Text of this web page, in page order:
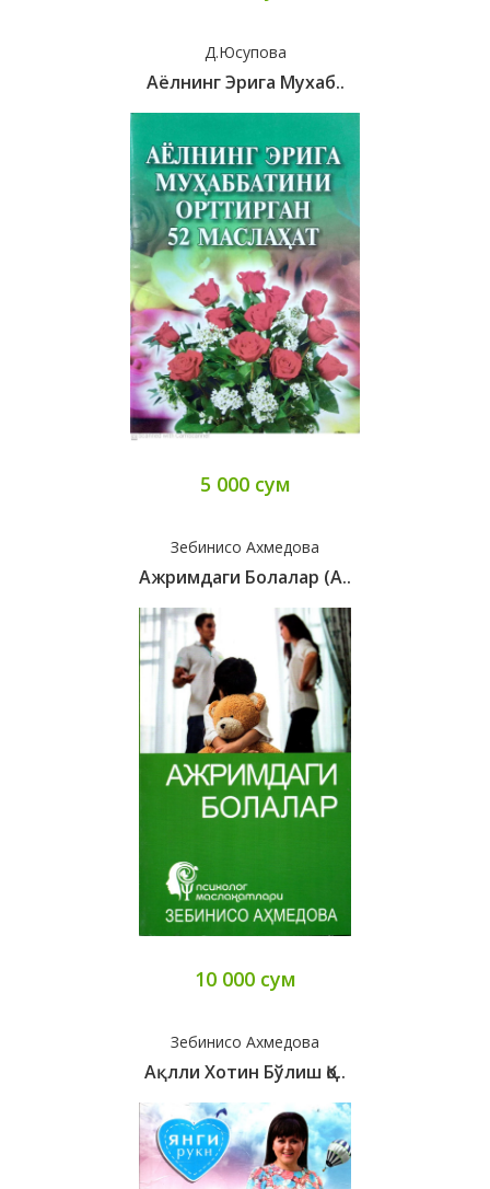
Д.Юсупова
Аёлнинг Эрига Мухаб..
5 000 сум
Зебинисо Ахмедова
Ажримдаги Болалар (А..
10 000 сум
Зебинисо Ахмедова
Ақлли Хотин Бўлиш Қо..